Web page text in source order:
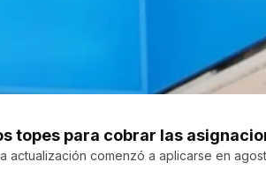
topes para cobrar las
actualización comenzó a aplicarse en